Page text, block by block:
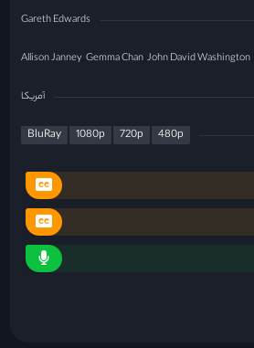
Gareth Edwards
Allison Janney Gemma Chan John David Washington
آمریکا
BluRay 1080p 720p 480p